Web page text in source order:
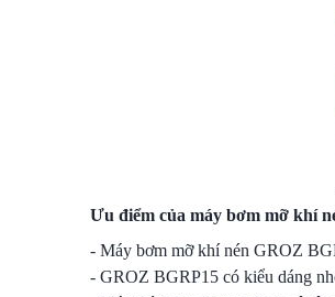
Ưu điểm của máy bơm mỡ khí
- Máy bơm mỡ khí nén GROZ
- GROZ BGRP15 có kiểu dáng